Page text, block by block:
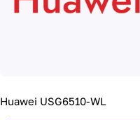
Huawei USG6510-WL